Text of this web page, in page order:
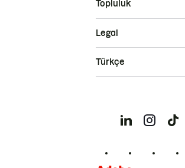
Topluluk
Legal
Türkçe